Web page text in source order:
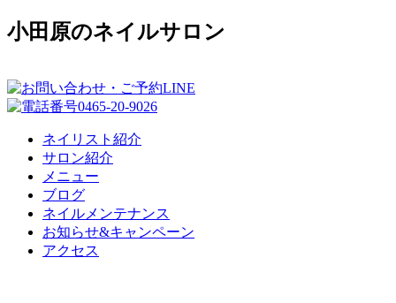
小田原のネイルサロン
ネイリスト紹介
サロン紹介
メニュー
ブログ
ネイルメンテナンス
お知らせ&キャンペーン
アクセス